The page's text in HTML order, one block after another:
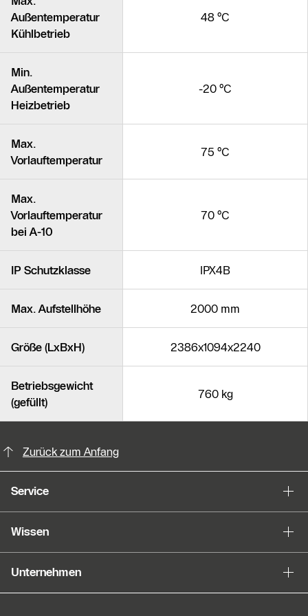
Außentemperatur
Kühlbetrieb
48 °C
Min.
Außentemperatur
Heizbetrieb
-20 °C
Max.
Vorlauftemperatur
75 °C
Max.
Vorlauftemperatur
bei A-10
70 °C
IP Schutzklasse IPX4B
Max. Aufstellhöhe 2000 mm
Größe (LxBxH) 2386x1094x2240
Betriebsgewicht
(gefüllt)
760 kg
Slider Bildergalerie
Zurück zum Anfang
Service
Wissen
Unternehmen